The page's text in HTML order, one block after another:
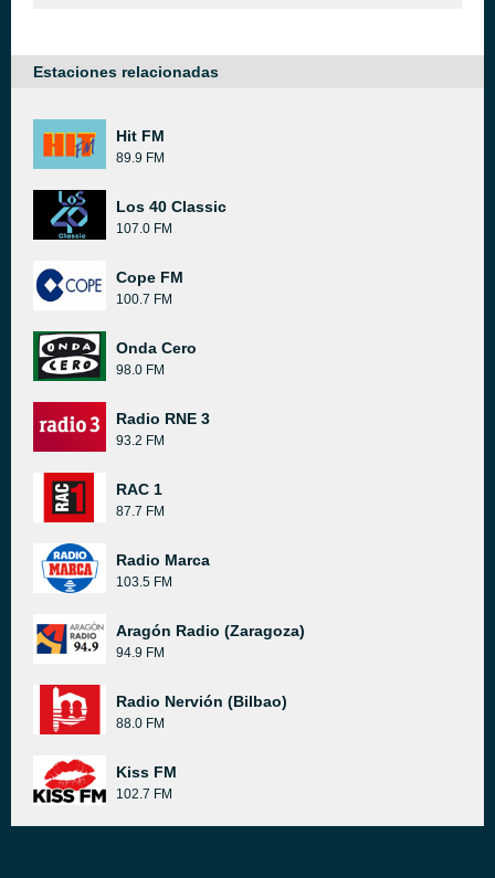
Estaciones relacionadas
Hit FM
89.9 FM
Los 40 Classic
107.0 FM
Cope FM
100.7 FM
Onda Cero
98.0 FM
Radio RNE 3
93.2 FM
RAC 1
87.7 FM
Radio Marca
103.5 FM
Aragón Radio (Zaragoza)
94.9 FM
Radio Nervión (Bilbao)
88.0 FM
Kiss FM
102.7 FM